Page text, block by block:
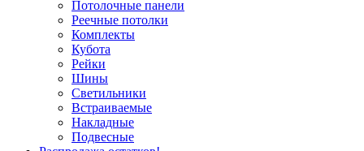
Потолочные панели
Реечные потолки
Комплекты
Кубота
Рейки
Шины
Светильники
Встраиваемые
Накладные
Подвесные